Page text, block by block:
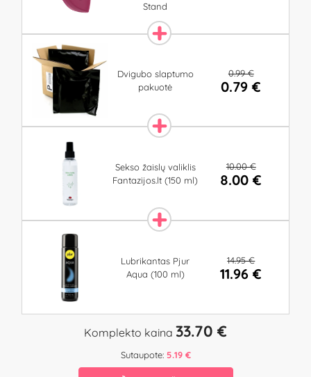
Stand
Dvigubo slaptumo
pakuotė
0.99 €
0.79 €
Sekso žaislų valiklis
Fantazijos.lt (150 ml)
10.00 €
8.00 €
Lubrikantas Pjur
Aqua (100 ml)
14.95 €
11.96 €
Komplekto kaina 33.70 €
Sutaupote: 5.19 €